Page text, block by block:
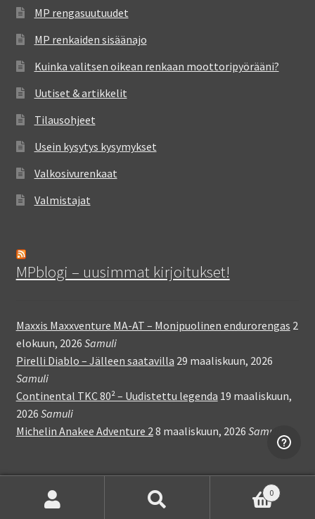
MP rengasuutuudet
MP renkaiden sisäänajo
Kuinka valitsen oikean renkaan moottoripyörääni?
Uutiset & artikkelit
Tilausohjeet
Usein kysytys kysymykset
Valkosivurenkaat
Valmistajat
MPblogi – uusimmat kirjoitukset!
Maxxis Maxxventure MA-AT – Monipuolinen endurorengas 2
elokuun, 2026 Samuli
Pirelli Diablo – Jälleen saatavilla 29 maaliskuun, 2026
Samuli
Continental TKC 80² – Uudistettu legenda 19 maaliskuun,
2026 Samuli
Michelin Anakee Adventure 28 maaliskuun, 2026 Samuli
0